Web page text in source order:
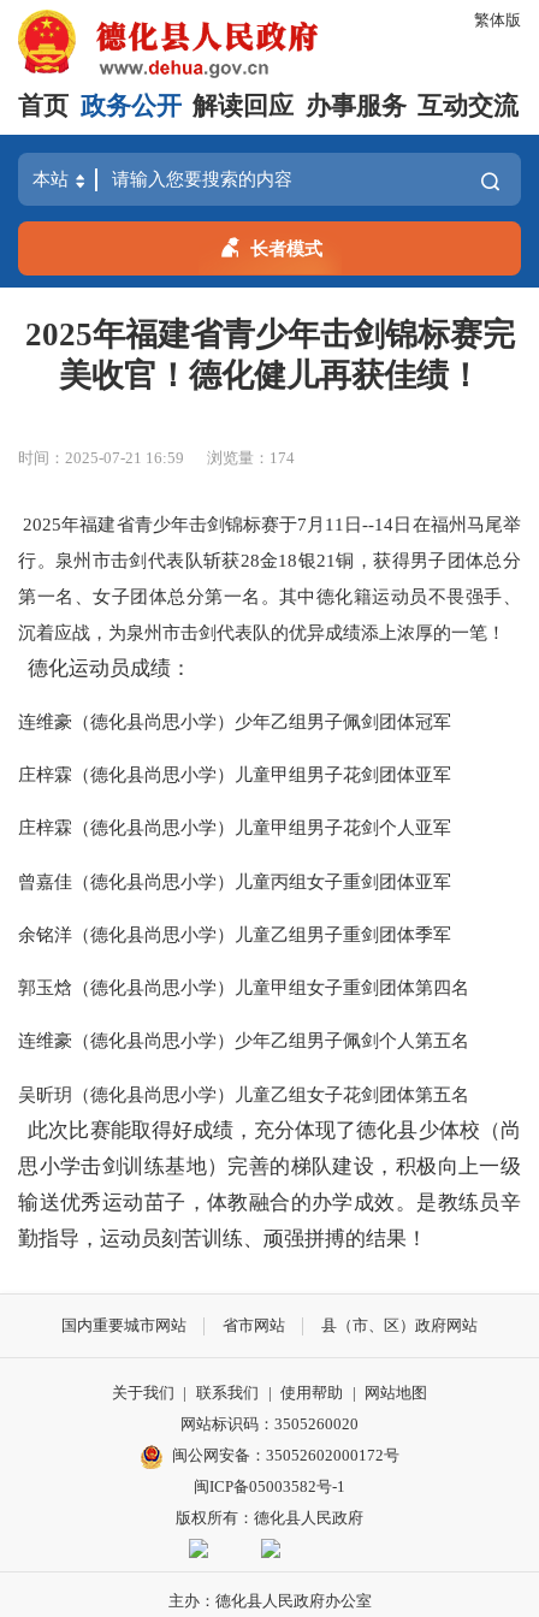
繁体版
首页 政务公开 解读回应 办事服务 互动交流
长者模式
2025年福建省青少年击剑锦标赛完
美收官！德化健儿再获佳绩！
时间：2025-07-21 16:59 浏览量： 174
2025年福建省青少年击剑锦标赛于7月11日--14日在福州马尾举
行。 泉州市击剑代表队斩获28金18银21铜，获得男子团体总分
第一名、女子团体总分第一名。其中德化籍运动员不畏强手、
沉着应战，为泉州市击剑代表队的优异成绩添上浓厚的一笔！
德化运动员成绩：
连维豪（德化县尚思小学）少年乙组男子佩剑团体冠军
庄梓霖 （德化县尚思小学） 儿童甲组男子花剑团体亚军
庄梓霖 （德化县尚思小学） 儿童甲组男子花剑个人亚军
曾嘉佳 （德化县尚思小学） 儿童丙组女子重剑团体亚军
余铭洋 （德化县尚思小学） 儿童乙组男子重剑团体季军
郭玉焓 （德化县尚思小学） 儿童甲组女子重剑团体第四名
连维豪 （德化县尚思小学） 少年乙组男子佩剑个人第五名
吴昕玥 （德化县尚思小学） 儿童乙组女子花剑团体第五名
此次比赛能取得好成绩，充分体现了德化县少体校（尚
思小学击剑训练基地）完善的梯队建设，积极向上一级
输送优秀运动苗子，体教融合的办学成效。是教练员辛
勤指导，运动员刻苦训练、顽强拼搏的结果！
国内重要城市网站 省市网站 县（市、区）政府网站
关于我们 | 联系我们 | 使用帮助 | 网站地图
网站标识码：3505260020
闽公网安备：35052602000172号
闽ICP备05003582号-1
版权所有：德化县人民政府
主办：德化县人民政府办公室